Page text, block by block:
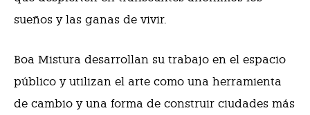
sueños y las ganas de vivir.
Boa Mistura desarrollan su trabajo en el espacio
público y utilizan el arte como una herramienta
de cambio y una forma de construir ciudades más